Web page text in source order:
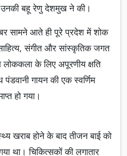
बहू रेणु देशमुख ने की।
सामने आते ही पूरे प्रदेश में शोक
संगीत और सांस्कृतिक जगत
के लिए अपूरणीय क्षति
गायन की एक स्वर्णिम
हो गया।
खराब होने के बाद तीजन बाई को
था। चिकित्सकों की लगातार